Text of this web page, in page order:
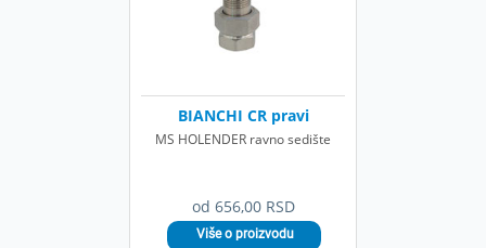
od 656,00 RSD
BIANCHI CR pravi
MS HOLENDER ravno sedište